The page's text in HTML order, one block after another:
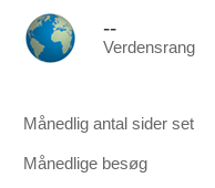
--
Verdensrang
Månedlig antal sider set
Månedlige besøg